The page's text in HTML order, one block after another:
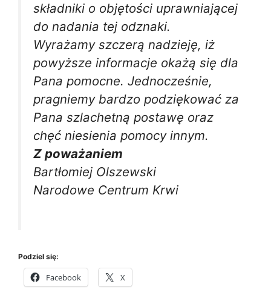
składniki o objętości uprawniającej
do nadania tej odznaki.
Wyrażamy szczerą nadzieję, iż
powyższe informacje okażą się dla
Pana pomocne. Jednocześnie,
pragniemy bardzo podziękować za
Pana szlachetną postawę oraz
chęć niesienia pomocy innym.
Z poważaniem
Bartłomiej Olszewski
Narodowe Centrum Krwi
Podziel się:
Facebook X